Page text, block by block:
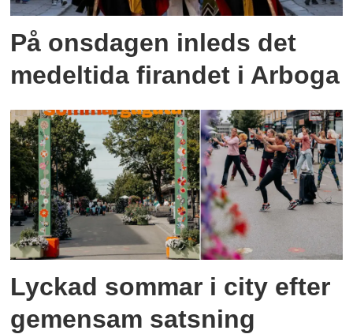
På onsdagen inleds det
medeltida firandet i Arboga
Lyckad sommar i city efter
gemensam satsning